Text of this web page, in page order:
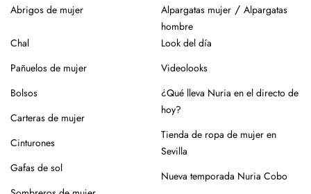
Nuestros zapatos están hechos con materiales naturales
como piel o yute, que requieren cuidados específicos.
suciedad, limpiar con un paño ligeramente húmedo y
productos específicos para calzado de piel. Guarda en
lugar seco y con forma (relleno de papel o con horma),
alejados de fuentes de calor.
Para los modelos de yute, evita mojar la suela. En caso de
roce, usa un cepillo suave en seco.
Siempre es mejor guardarlos en su caja o funda de tela,
Abrigos de mujer
Alpargatas mujer / Alpargatas
hombre
Chal
Pañuelos de mujer
Bolsos
Carteras de mujer
Cinturones
Gafas de sol
Look del día
Videolooks
¿Qué lleva Nuria en el directo de
hoy?
Tienda de ropa de mujer en
Sevilla
Nueva temporada Nuria Cobo